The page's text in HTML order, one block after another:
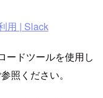
用 | Slack
ードツールを使用し
照ください。